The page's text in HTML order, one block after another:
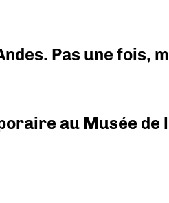
Pas une fois,
au Musée de